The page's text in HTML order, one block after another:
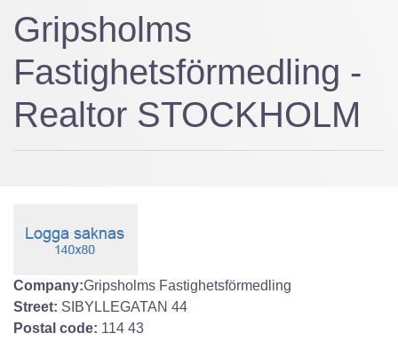
Gripsholms
Fastighetsförmedling -
Realtor STOCKHOLM
Company:Gripsholms Fastighetsförmedling
Street: SIBYLLEGATAN 44
Postal code: 114 43